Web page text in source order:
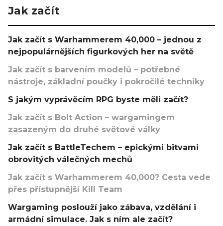
Jak začít
Jak začít s Warhammerem 40,000 – jednou z
nejpopulárnějších figurkových her na světě
Jak začít s barvením modelů – potřebné
nástroje, základní poučky i pokročilé techniky
S jakým vyprávěcím RPG byste měli začít?
Jak začít s Bolt Action – wargamingem
zasazeným do druhé světové války
Jak začít s BattleTechem – epickými bitvami
obrovitých válečných mechů
Jak začít s Warhammerem 40,000? Cesta vede
přes přístupnější Kill Team
Wargaming poslouží jako zábava, vzdělání i
armádní simulace. Jak s ním ale začít?